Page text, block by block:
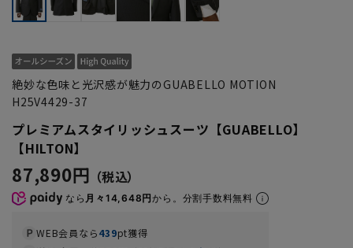
絶妙な色味と光沢感が魅力のGUABELLO MOTION
H25V4429-37
プレミアムスタイリッシュスーツ【GUABELLO】
【HILTON】
87,890円
なら 月々14,648円から。分割手数料無料
WEB会員なら439pt獲得